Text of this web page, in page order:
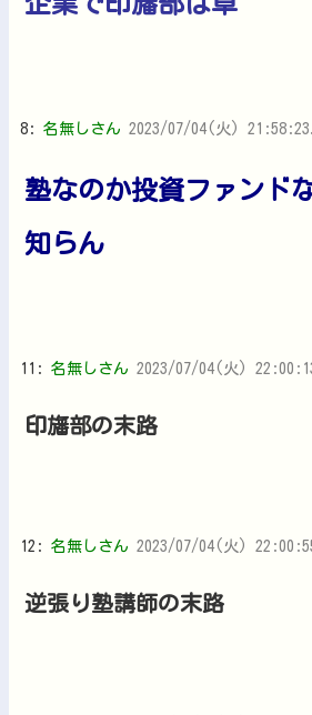
8: 名無しさん 2023/07/04(火)
塾なのか投資ファンド
知らん
11: 名無しさん 2023/07/04(火)
印旛部の末路
12: 名無しさん 2023/07/04(火)
逆張り塾講師の末路